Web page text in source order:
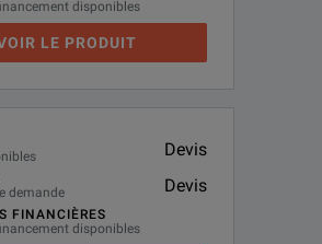
disponibles
LE PRODUIT
Devis
demande
Devis
FINANCIÈRES
disponibles